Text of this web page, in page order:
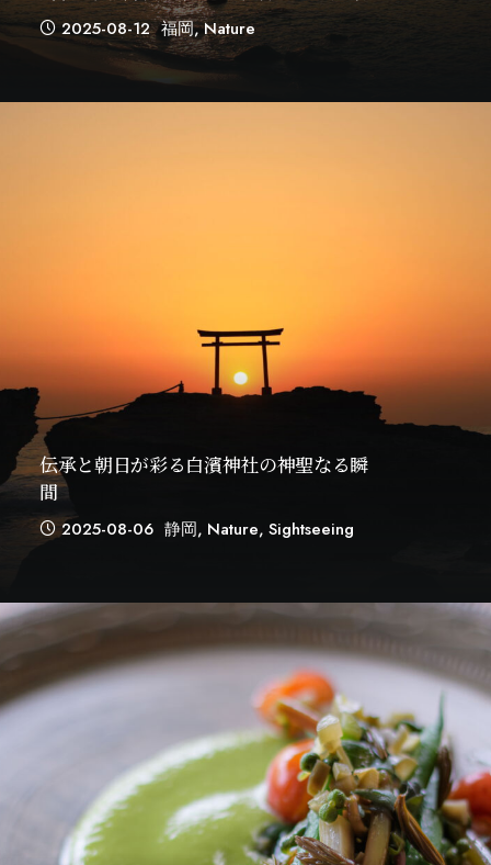
2025-08-12 福岡,Nature
伝承と朝日が彩る白濱神社の神聖なる瞬
間
2025-08-06 静岡, Nature, Sightseeing